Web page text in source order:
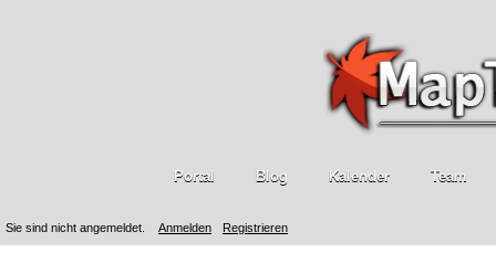
Sie sind nicht angemeldet. Anmelden Registrieren
Portal Blog Kalender Team